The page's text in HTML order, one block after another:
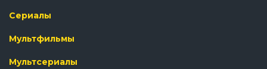
Сериалы
Мультфильмы
Мультсериалы